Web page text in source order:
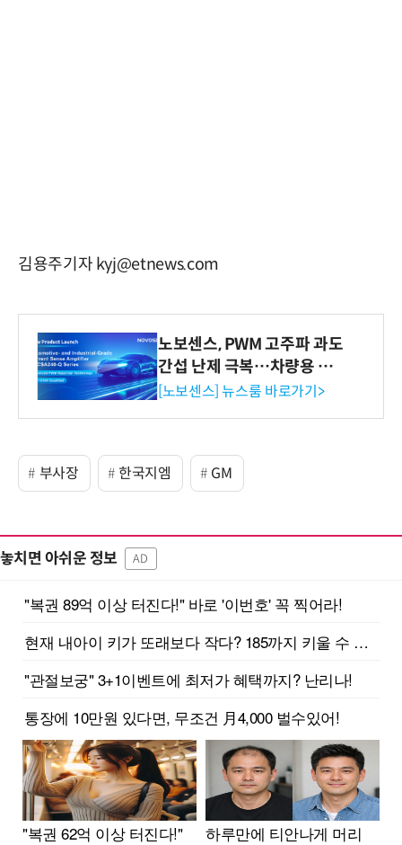
김용주기자 kyj@etnews.com
노보센스, PWM 고주파 과도
간섭 난제 극복…차량용 전
류 감지 증폭기
[노보센스] 뉴스룸 바로가기>
부사장 한국지엠 GM
놓치면 아쉬운 정보 AD